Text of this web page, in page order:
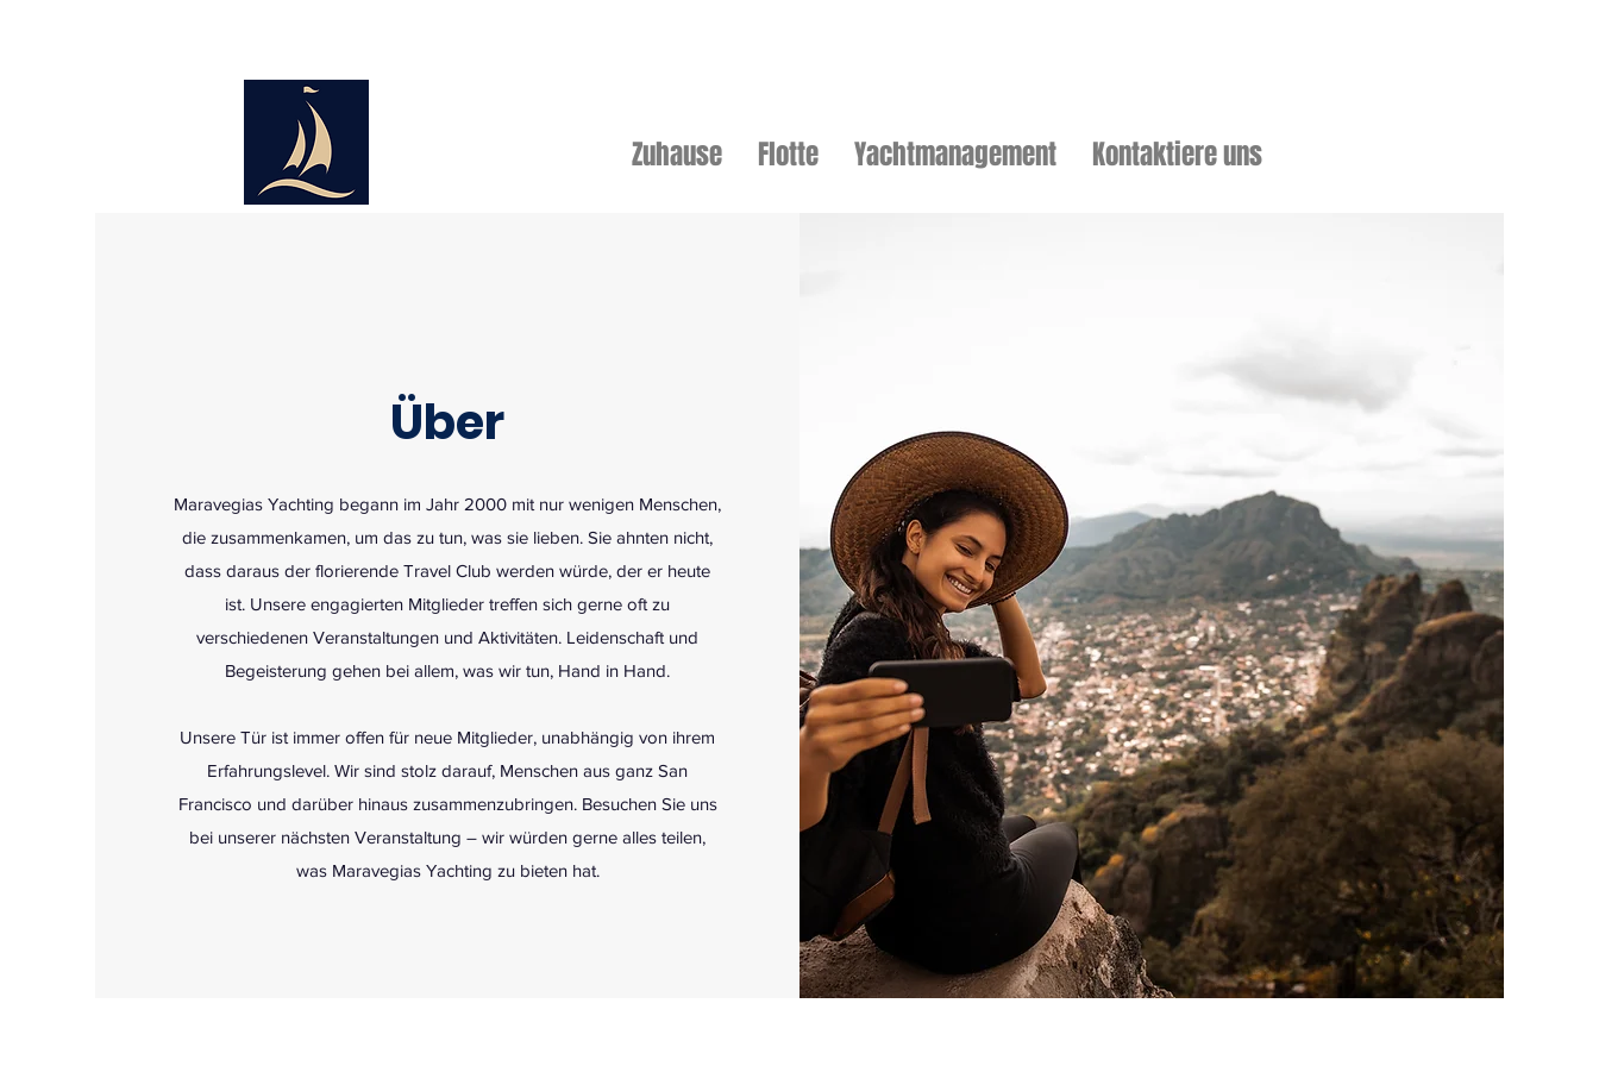
Zuhause Flotte Yachtmanagement Kontaktiere uns
Über
Maravegias Yachting begann im Jahr 2000 mit nur wenigen Menschen,
die zusammenkamen, um das zu tun, was sie lieben. Sie ahnten nicht,
dass daraus der florierende Travel Club werden würde, der er heute
ist. Unsere engagierten Mitglieder treffen sich gerne oft zu
verschiedenen Veranstaltungen und Aktivitäten. Leidenschaft und
Begeisterung gehen bei allem, was wir tun, Hand in Hand.
Unsere Tür ist immer offen für neue Mitglieder, unabhängig von ihrem
Erfahrungslevel. Wir sind stolz darauf, Menschen aus ganz San
Francisco und darüber hinaus zusammenzubringen. Besuchen Sie uns
bei unserer nächsten Veranstaltung – wir würden gerne alles teilen,
was Maravegias Yachting zu bieten hat.